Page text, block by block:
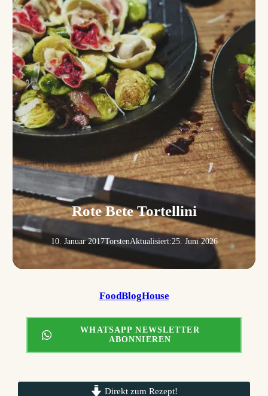
Rote Bete Tortellini
10. Januar 2017TorstenAktualisiert:25. Juni 2026
FoodBlogHouse
WHATSAPP NEWSLETTER
ABONNIEREN
Direkt zum Rezept!